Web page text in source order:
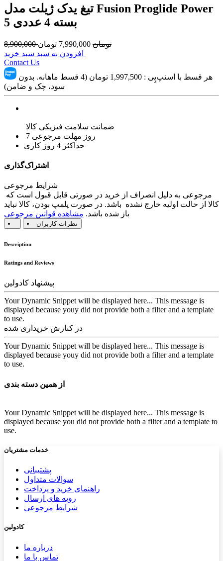
تیغ یدک ژیلت مدل Fusion Proglide Power
5 ‏بسته 4 عددی
8,900,000 تومان 7,990,000 تومان
Contact Us
هر قسط با اسنپ‌پِی : 1,997,500
تومان (4 قسط ماهانه. بدون
سود، چک و ضامن)
ضمانت سلامت فیزیکی کالا
7 روز مهلت مرجوعی
حداکثر 4 روز کاری
اشتراک‌گذاری
شرایط مرجوعی
کالا از حالت اولیه خارج نشده باشد. در صورت پلمپ بودن، کالا نباید
باز شده باشد. مشاهده قوانین مرجوعی
نظرات کاربران
Description
Ratings and Reviews
پیشنهاد کادولین
Your Dynamic Snippet will be displayed here... This message is
displayed because youy did not provide both a filter and a template
to use.
در کنارش خریداری شده
Your Dynamic Snippet will be displayed here... This message is
displayed because youy did not provide both a filter and a template
to use.
از همین دسته بندی
Your Dynamic Snippet will be displayed here... This message is
displayed because you did not provide both a filter and a template to
use.
خدمات مشتریان
پشتیب​​انی
سوالات متداول
راهنمای خرید و پرداخت
رویه های ارسال
شرایط مرجوعی
کادولین
درباره ما
تماس با ما